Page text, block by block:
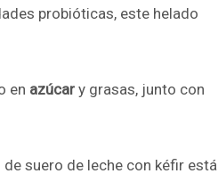
probióticas, este helado
en azúcar y grasas, junto con
suero de leche con kéfir está